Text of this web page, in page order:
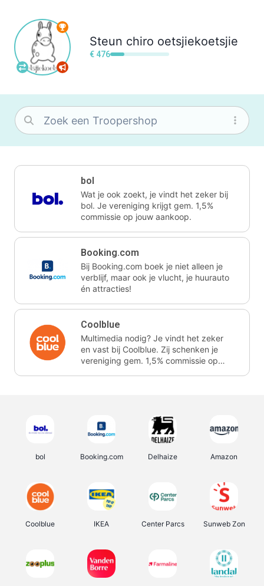
Steun chiro oetsjiekoetsjie
€ 476
bol
Wat je ook zoekt, je vindt het zeker bij
bol. Je vereniging krijgt gem. 1,5%
commissie op jouw aankoop.
Booking.com
Bij Booking.com boek je niet alleen je
verblijf, maar ook je vlucht, je huurauto
én attracties!
Coolblue
Multimedia nodig? Je vindt het zeker
en vast bij Coolblue. Zij schenken je
vereniging gem. 1,5% commissie op
bol Booking.com Delhaize Amazon
Coolblue IKEA Center Parcs Sunweb Zon